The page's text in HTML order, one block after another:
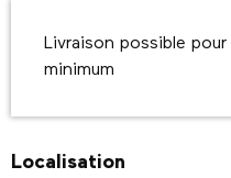
Livraison possible
minimum
Localisation